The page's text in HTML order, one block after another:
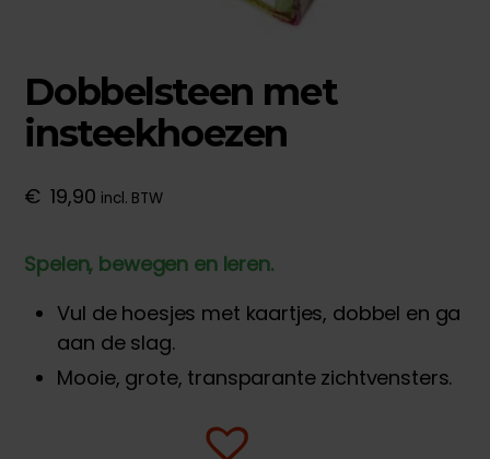
Dobbelsteen met
insteekhoezen
€ 19,90 incl. BTW
Spelen, bewegen en leren.
Vul de hoesjes met kaartjes, dobbel en ga
aan de slag.
Mooie, grote, transparante zichtvensters.